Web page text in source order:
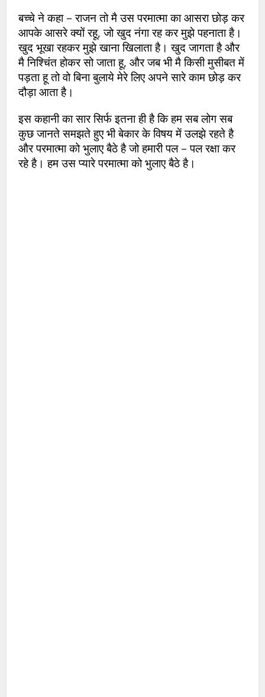
बच्चे ने कहा – राजन तो मै उस परमात्मा का आसरा छोड़ कर
आपके आसरे क्यों रहू, जो खुद नंगा रह कर मुझे पहनाता है।
खुद भूखा रहकर मुझे खाना खिलाता है। खुद जागता है और
मै निश्चिंत होकर सो जाता हू, और जब भी मै किसी मुसीबत में
पड़ता हू तो वो बिना बुलाये मेरे लिए अपने सारे काम छोड़ कर
दौड़ा आता है।
इस कहानी का सार सिर्फ इतना ही है कि हम सब लोग सब
कुछ जानते समझते हुए भी बेकार के विषय में उलझे रहते है
और परमात्मा को भुलाए बैठे है जो हमारी पल – पल रक्षा कर
रहे है। हम उस प्यारे परमात्मा को भुलाए बैठे है।